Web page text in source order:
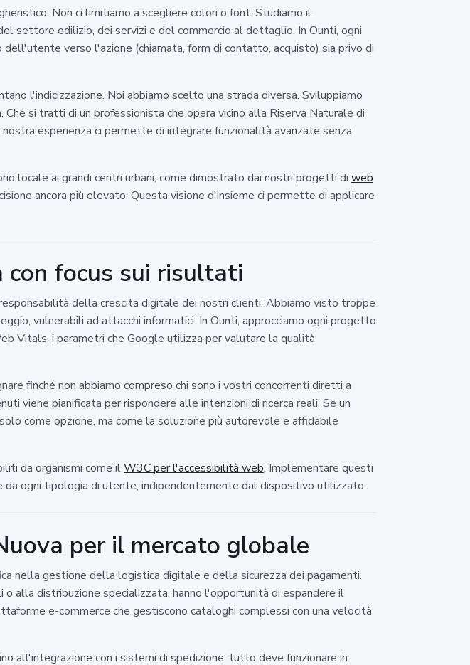
Non ci limitiamo a scegliere colori o font. Studiamo il
settore edilizio, dei servizi e del commercio al dettaglio. In Ounti, ogni
verso l'azione (chiamata, form di contatto, acquisto) sia privo di
l'indicizzazione. Noi abbiamo scelto una strada diversa. Sviluppiamo
si tratti di un professionista che opera vicino alla Riserva Naturale di
esperienza ci permette di integrare funzionalità avanzate senza
locale ai grandi centri urbani, come dimostrato dai nostri progetti di web
ancora più elevato. Questa visione d'insieme ci permette di applicare
con focus sui risultati
della crescita digitale dei nostri clienti. Abbiamo visto troppe
vulnerabili ad attacchi informatici. In Ounti, approcciamo ogni progetto
Vitals, i parametri che Google utilizza per valutare la qualità
finché non abbiamo compreso chi sono i vostri concorrenti diretti a
viene pianificata per rispondere alle intenzioni di ricerca reali. Se un
come opzione, ma come la soluzione più autorevole e affidabile
da organismi come ilW3C per l'accessibilità web. Implementare questi
ogni tipologia di utente, indipendentemente dal dispositivo utilizzato.
per il mercato globale
nella gestione della logistica digitale e della sicurezza dei pagamenti.
alla distribuzione specializzata, hanno l'opportunità di espandere il
e-commerce che gestiscono cataloghi complessi con una velocità
all'integrazione con i sistemi di spedizione, tutto deve funzionare in